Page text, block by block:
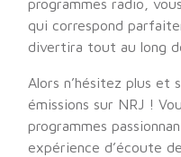
programmes radio,
qui correspond
divertira tout au long
Alors n’hésitez plus et
émissions sur NRJ !
programmes
expérience d’écoute